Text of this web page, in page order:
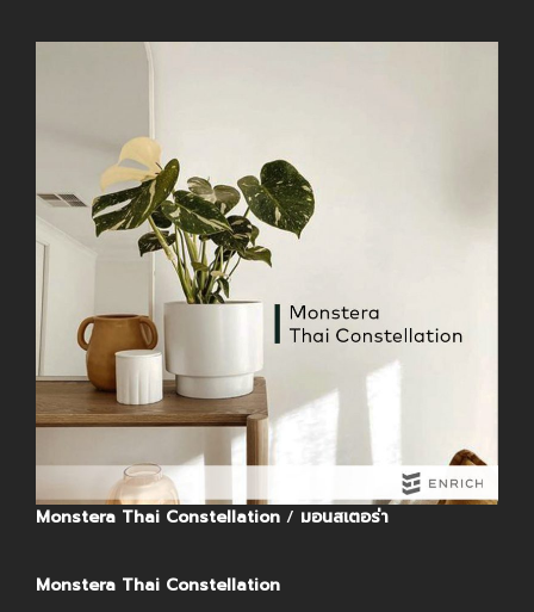
Monstera Thai Constellation / มอนสเตอร่า
Monstera Thai Constellation